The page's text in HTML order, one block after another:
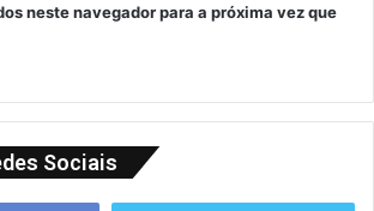
neste navegador para a próxima vez que
Sociais